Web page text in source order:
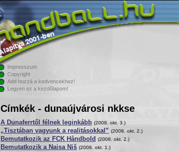
Impresszum
Copyright
Add hozzá a kedvencekhez!
Legyen ez a kezdőlapom!
Címkék - dunaújvárosi nkkse
A Dunaferrtől félnek leginkább (2008. okt. 3.)
„Tisztában vagyunk a realitásokkal” (2008. okt. 2.)
Bemutatkozik az FCK Håndbold (2008. okt. 2.)
Bemutatkozik a Naisa Niš (2008. okt. 1.)